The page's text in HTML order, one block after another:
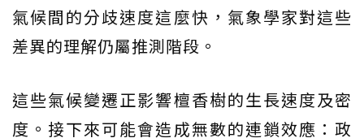
氣候間的分歧速度這麼快，氣象學家對這些
差異的理解仍屬推測階段。
這些氣候變遷正影響檀香樹的生長速度及密
度。接下來可能會造成無數的連鎖效應：政